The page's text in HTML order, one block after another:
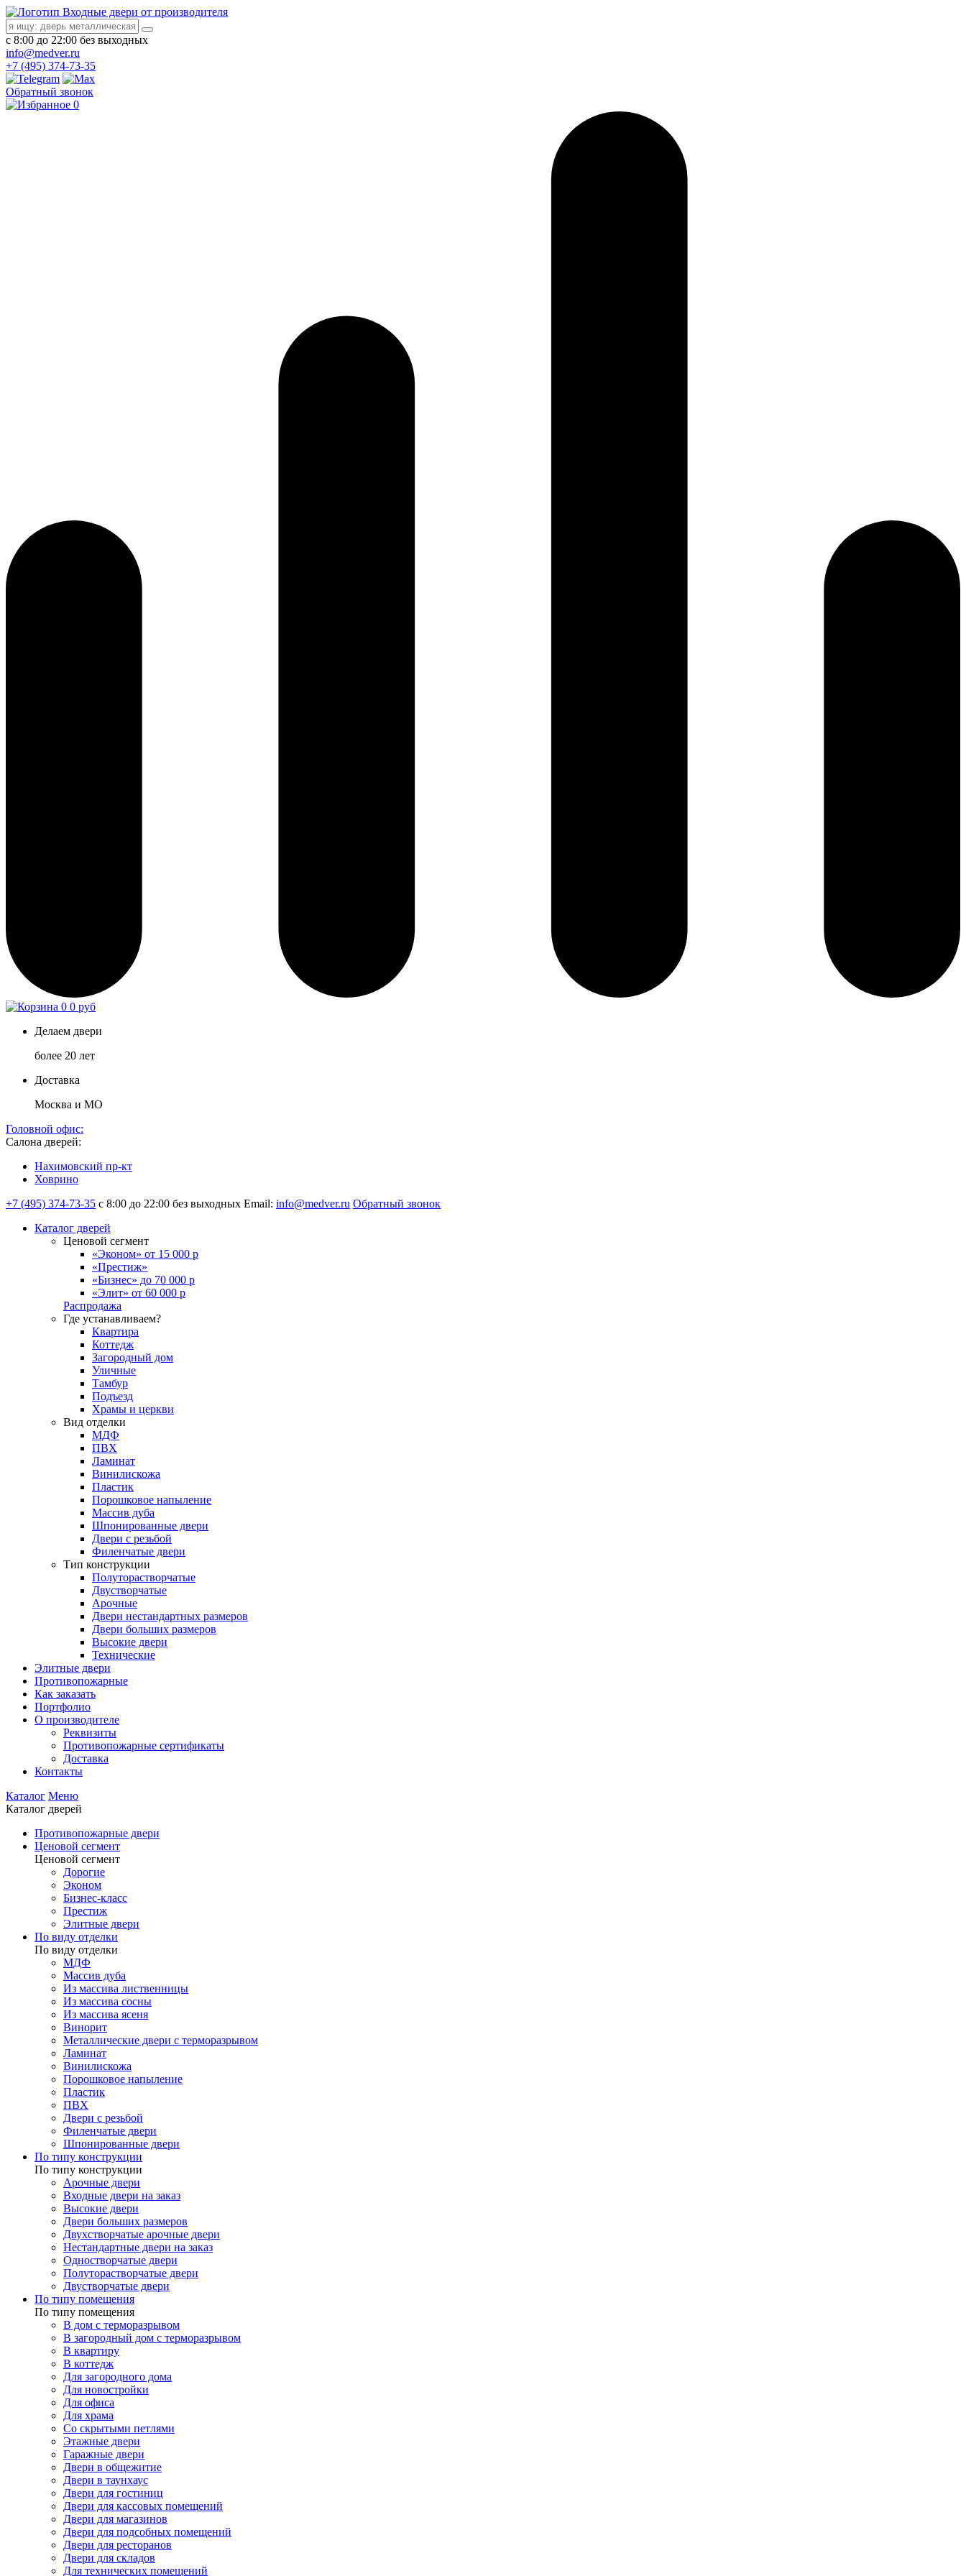
Входные двери от производителя
с 8:00 до 22:00 без выходных
info@medver.ru
+7 (495) 374-73-35
Обратный звонок
0
0 0 руб
Делаем двери
более 20 лет
Доставка
Москва и МО
Головной офис:
Салона дверей:
Нахимовский пр-кт
Ховрино
+7 (495) 374-73-35 с 8:00 до 22:00 без выходных Email: info@medver.ru Обратный звонок
Каталог дверей
Ценовой сегмент
«Эконом» от 15 000 р
«Престиж»
«Бизнес» до 70 000 р
«Элит» от 60 000 р
Распродажа
Где устанавливаем?
Квартира
Коттедж
Загородный дом
Уличные
Тамбур
Подъезд
Храмы и церкви
Вид отделки
МДФ
ПВХ
Ламинат
Винилискожа
Пластик
Порошковое напыление
Массив дуба
Шпонированные двери
Двери с резьбой
Филенчатые двери
Тип конструкции
Полуторастворчатые
Двустворчатые
Арочные
Двери нестандартных размеров
Двери больших размеров
Высокие двери
Технические
Элитные двери
Противопожарные
Как заказать
Портфолио
О производителе
Реквизиты
Противопожарные сертификаты
Доставка
Контакты
Каталог Меню
Каталог дверей
Противопожарные двери
Ценовой сегмент
Ценовой сегмент
Дорогие
Эконом
Бизнес-класс
Престиж
Элитные двери
По виду отделки
По виду отделки
МДФ
Массив дуба
Из массива лиственницы
Из массива сосны
Из массива ясеня
Винорит
Металлические двери с терморазрывом
Ламинат
Винилискожа
Порошковое напыление
Пластик
ПВХ
Двери с резьбой
Филенчатые двери
Шпонированные двери
По типу конструкции
По типу конструкции
Арочные двери
Входные двери на заказ
Высокие двери
Двери больших размеров
Двухстворчатые арочные двери
Нестандартные двери на заказ
Одностворчатые двери
Полуторастворчатые двери
Двустворчатые двери
По типу помещения
По типу помещения
В дом с терморазрывом
В загородный дом с терморазрывом
В квартиру
В коттедж
Для загородного дома
Для новостройки
Для офиса
Для храма
Со скрытыми петлями
Этажные двери
Гаражные двери
Двери в общежитие
Двери в таунхаус
Двери для гостиниц
Двери для кассовых помещений
Двери для магазинов
Двери для подсобных помещений
Двери для ресторанов
Двери для складов
Для технических помещений